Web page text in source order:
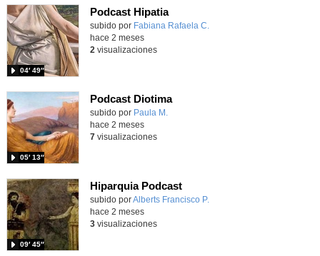
Podcast Hipatia
Contenido educativo.
subido por Fabiana Rafaela C.
04′ 49″
hace 2 meses
2 visualizaciones
Podcast Diotima
Contenido educativo.
subido por Paula M.
05′ 13″
hace 2 meses
7visualizaciones
Hiparquia Podcast
Contenido educativo.
subido porAlberts Francisco P.
09′ 45″
hace 2 meses
3visualizaciones